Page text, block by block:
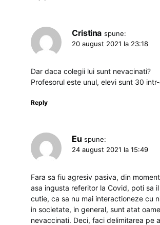
Cristina spune:
20 august 2021 la 23:18
Dar daca colegii lui sunt nevacinati?
Profesorul este unul, elevi sunt 30
Reply
Eu spune:
24 august 2021 la 15:49
Fara sa fiu agresiv pasiva, din
asa ingusta referitor la Covid, poti sa
cutie, ca sa nu mai interactioneze cu
in societate, in general, sunt atat
nevaccinati. Deci, faci delimitarea pe